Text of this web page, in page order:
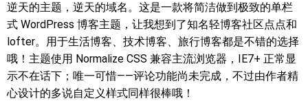
逆天的主题，逆天的域名。这是一款将简洁做到极致的单栏
式 WordPress 博客主题，让我想到了知名轻博客社区点点和
lofter。用于生活博客、技术博客、旅行博客都是不错的选择
哦！主题使用 Normalize CSS 兼容主流浏览器，IE7+ 正常显
示不在话下；唯一可惜——评论功能尚未完成，不过由作者精
心设计的多说自定义样式同样很棒哦！